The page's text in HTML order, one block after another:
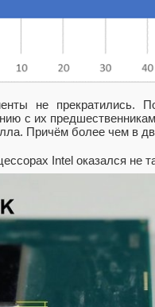
не прекратились.
с их
Причём более чем в